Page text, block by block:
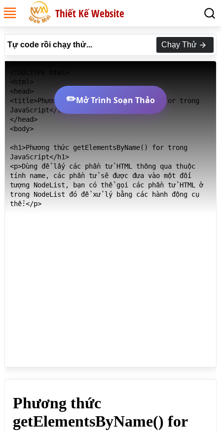
Thiết Kế Website
Tự code rồi chạy thử... Chạy Thử
<html>
<head>
<title>Phương thức getElementsByName() for trong
JavaScript</title>
</head>
<body>
<h1>Phương thức getElementsByName() for trong
JavaScript</h1>
<p>Dùng để lấy các phần tử HTML thông qua thuộc
tính name, các phần tử sẽ được đưa vào một đối
tượng NodeList, bạn có thể gọi các phần tử HTML ở
trong NodeList đó để xử lý bằng các hành động cụ
thể:</p>
}
</script>
</body>
</html>
✏️Mở Trình Soạn Thảo